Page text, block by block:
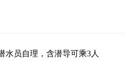
水员自理，含潜导可乘3人